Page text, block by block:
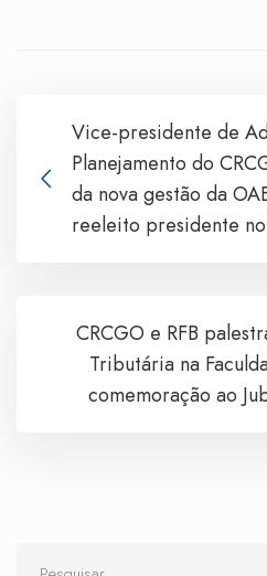
Vice-presidente de
Planejamento do
da nova gestão da
reeleito presidente
CRCGO e RFB
Tributária na
comemoração ao